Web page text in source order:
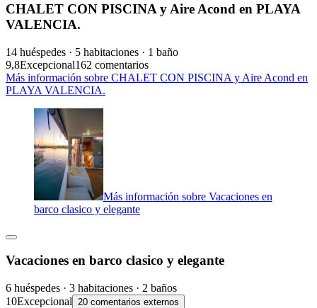
CHALET CON PISCINA y Aire Acond en PLAYA
VALENCIA.
14 huéspedes · 5 habitaciones · 1 baño
9,8Excepcional162 comentarios
Más información sobre CHALET CON PISCINA y Aire Acond en
PLAYA VALENCIA.
Más información sobre Vacaciones en
barco clasico y elegante
Vacaciones en barco clasico y elegante
6 huéspedes · 3 habitaciones · 2 baños
10Excepcional 20 comentarios externos